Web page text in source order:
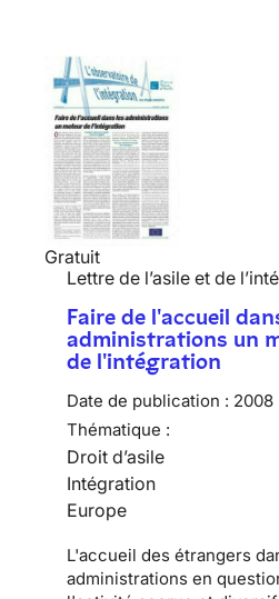
Gratuit
Lettre de l’asile et de
Faire de l'accueil
administrations un
de l'intégration
Date de publication : 2008
Thématique :
Droit d’asile
Intégration
Europe
L'accueil des étrangers
administrations en